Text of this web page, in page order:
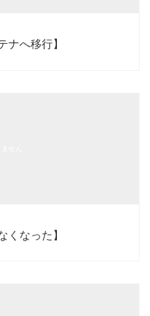
ナへ移行】
くなった】